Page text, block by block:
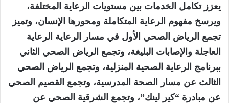
يعزز تكامل الخدمات بين مستويات الرعاية المختلفة،
ويرسخ مفهوم الرعاية المتكاملة ومحورها الإنسان، وتميز
تجمع الرياض الصحي الأول في مسار الرعاية الرعاية
العاجلة والإصابات البليغة، وتجمع الرياض الصحي الثاني
ببرنامج الرعاية الصحية المنزلية، وتجمع الرياض الصحي
الثالث عن مسار الصحة المدرسية، وتجمع القصيم الصحي
عن مبادرة “كير لينك”، وتجمع الشرقية الصحي عن